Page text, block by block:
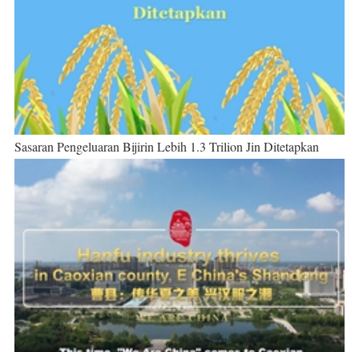
Sasaran Pengeluaran Bijirin Lebih 1.3 Trilion Jin Ditetapkan